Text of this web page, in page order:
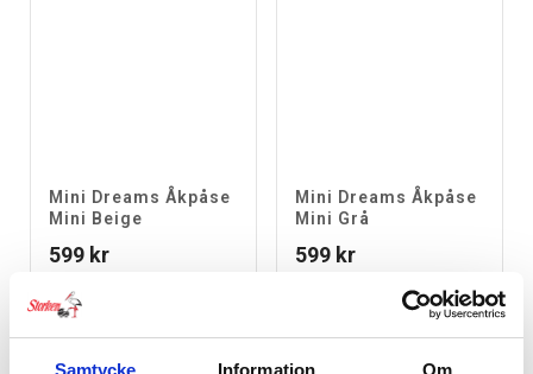
Samtycke Information Om
Mini Dreams Åkpåse
Mini Beige
599 kr
Mini Dreams Åkpåse
Mini Grå
599 kr